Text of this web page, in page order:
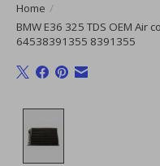
Home /
BMW E36 325 TDS OEM Air
64538391355 8391355